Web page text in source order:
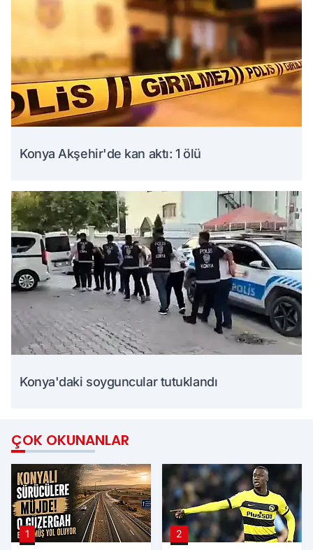
Konya Akşehir'de kan aktı: 1 ölü
Konya'daki soyguncular tutuklandı
ÇOK OKUNANLAR
1 2